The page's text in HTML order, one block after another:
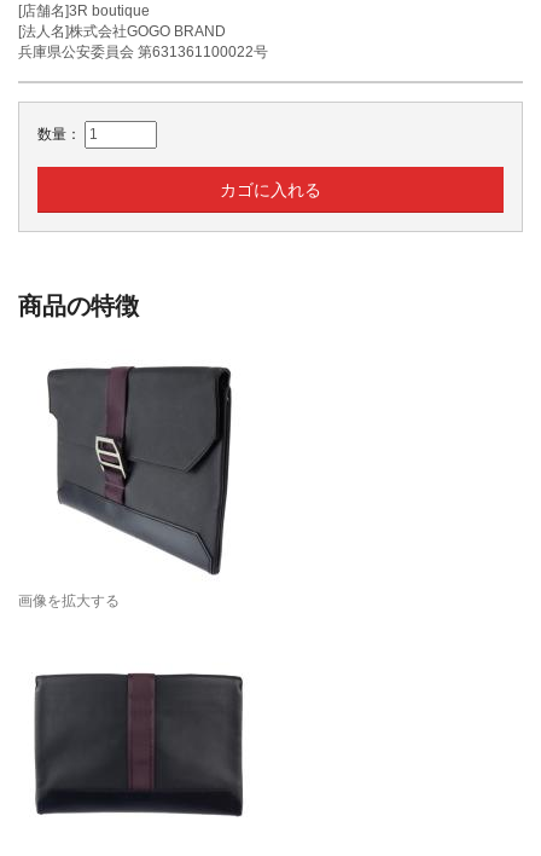
[店舗名]3R boutique
[法人名]株式会社GOGO BRAND
兵庫県公安委員会 第631361100022号
数量：
カゴに入れる
商品の特徴
画像を拡大する